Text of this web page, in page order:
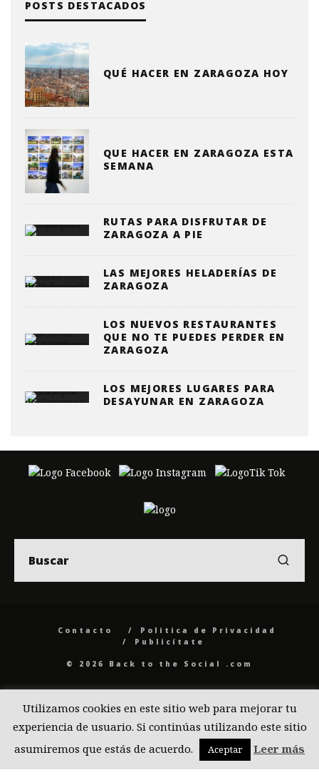
POSTS DESTACADOS
QUÉ HACER EN ZARAGOZA HOY
QUE HACER EN ZARAGOZA ESTA
SEMANA
RUTAS PARA DISFRUTAR DE
ZARAGOZA A PIE
LAS MEJORES HELADERÍAS DE
ZARAGOZA
LOS NUEVOS RESTAURANTES
QUE NO TE PUEDES PERDER EN
ZARAGOZA
LOS MEJORES LUGARES PARA
DESAYUNAR EN ZARAGOZA
Contacto
Politica de Privacidad
Publicítate
© 2026 Back to the Social .com
Utilizamos cookies en este sitio web para mejorar tu
experiencia de usuario. Si continúas utilizando este sitio
asumiremos que estás de acuerdo.
Aceptar Leer más